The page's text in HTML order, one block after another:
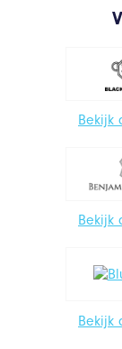
Bekijk
Bekijk
Bekijk